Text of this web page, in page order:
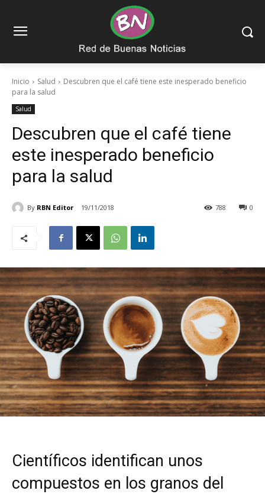
Inicio Salud
Descubren que el café tiene este inesperado beneficio
para la salud
Salud
Descubren que el café tiene
este inesperado beneficio
para la salud
By RBN Editor 19/11/2018 0
788
Científicos identifican unos
compuestos en los granos del